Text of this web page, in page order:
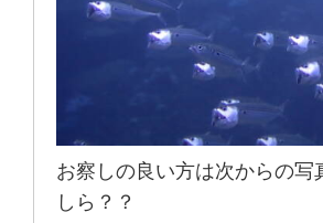
お察しの良い方は次からの
しら？？